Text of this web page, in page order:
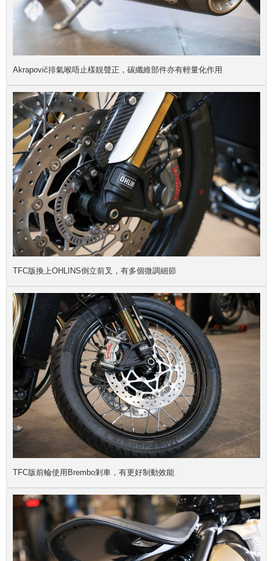
Akrapovič排氣喉唔止樣靚聲正，碳纖維部件亦有輕量化作用
TFC版換上OHLINS倒立前叉，有多個微調細節
TFC版前輪使用Brembo剎車，有更好制動效能